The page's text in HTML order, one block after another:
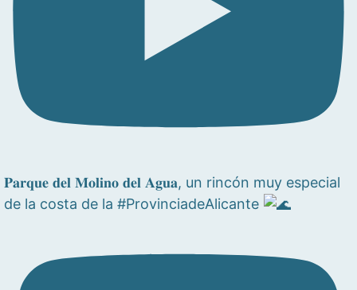
𝐏𝐚𝐫𝐪𝐮𝐞 𝐝𝐞𝐥 𝐌𝐨𝐥𝐢𝐧𝐨 𝐝𝐞𝐥 𝐀𝐠𝐮𝐚, un rincón muy especial
de la costa de la #ProvinciadeAlicante